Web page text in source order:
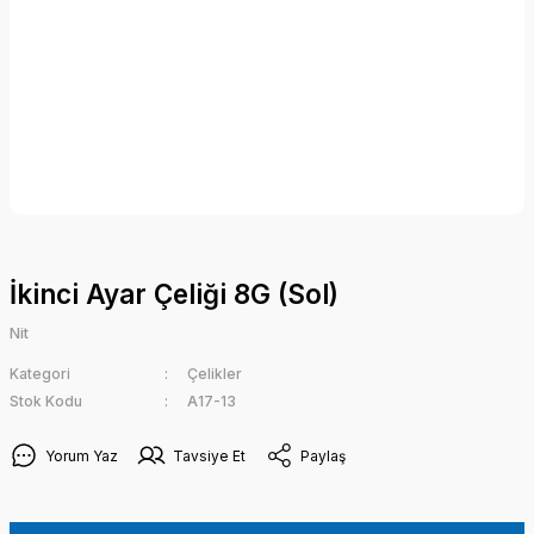
İkinci Ayar Çeliği 8G (Sol)
Nit
Kategori
Çelikler
Stok Kodu
A17-13
Yorum Yaz Tavsiye Et Paylaş